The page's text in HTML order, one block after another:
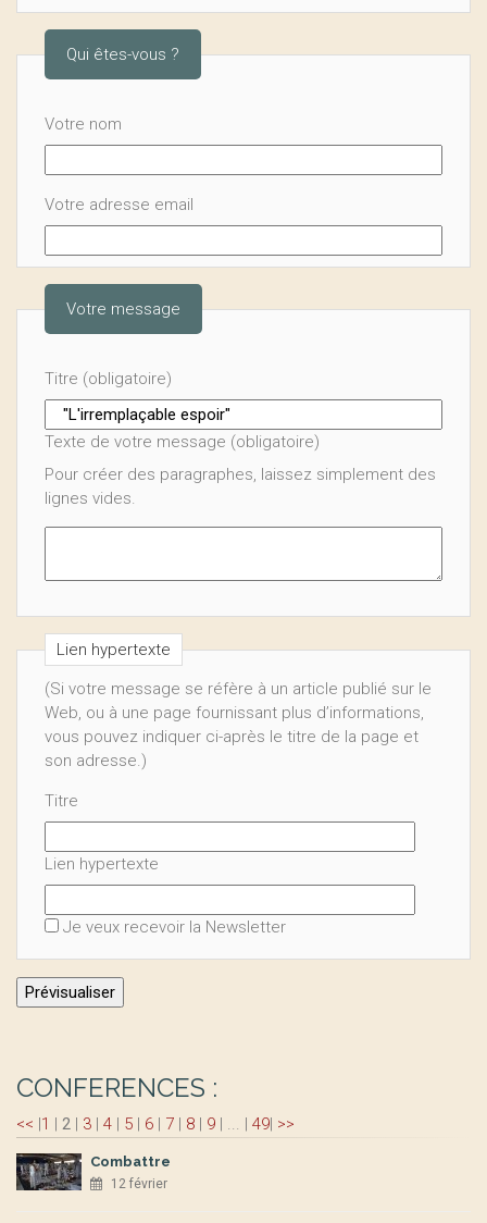
Qui êtes-vous ?
Votre nom
Votre adresse email
Votre message
Titre (obligatoire)
Texte de votre message (obligatoire)
Pour créer des paragraphes, laissez simplement des
lignes vides.
Lien hypertexte
(Si votre message se réfère à un article publié sur le
Web, ou à une page fournissant plus d’informations,
vous pouvez indiquer ci-après le titre de la page et
son adresse.)
Titre
Lien hypertexte
Je veux recevoir la Newsletter
CONFERENCES :
<< |1 | 2 | 3 | 4 | 5 | 6 | 7 | 8 | 9 | ... | 49| >>
Combattre
12 février